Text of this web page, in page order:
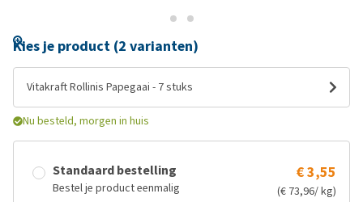
Kies je product (2 varianten)
Vitakraft Rollinis Papegaai - 7 stuks
Nu besteld, morgen in huis
Standaard bestelling
Bestel je product eenmalig
€ 3,55
(€ 73,96/ kg)